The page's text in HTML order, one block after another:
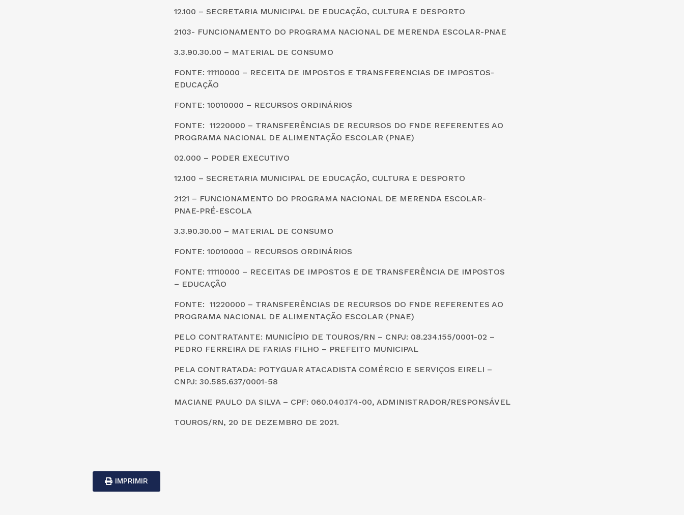
12.100 – SECRETARIA MUNICIPAL DE EDUCAÇÃO, CULTURA E DESPORTO
2103- FUNCIONAMENTO DO PROGRAMA NACIONAL DE MERENDA ESCOLAR-PNAE
3.3.90.30.00 – MATERIAL DE CONSUMO
FONTE: 11110000 – RECEITA DE IMPOSTOS E TRANSFERENCIAS DE IMPOSTOS-
EDUCAÇÃO
FONTE: 10010000 – RECURSOS ORDINÁRIOS
FONTE: 11220000 – TRANSFERÊNCIAS DE RECURSOS DO FNDE REFERENTES AO
PROGRAMA NACIONAL DE ALIMENTAÇÃO ESCOLAR (PNAE)
02.000 – PODER EXECUTIVO
12.100 – SECRETARIA MUNICIPAL DE EDUCAÇÃO, CULTURA E DESPORTO
2121 – FUNCIONAMENTO DO PROGRAMA NACIONAL DE MERENDA ESCOLAR-
PNAE-PRÉ-ESCOLA
3.3.90.30.00 – MATERIAL DE CONSUMO
FONTE: 10010000 – RECURSOS ORDINÁRIOS
FONTE: 11110000 – RECEITAS DE IMPOSTOS E DE TRANSFERÊNCIA DE IMPOSTOS
– EDUCAÇÃO
FONTE: 11220000 – TRANSFERÊNCIAS DE RECURSOS DO FNDE REFERENTES AO
PROGRAMA NACIONAL DE ALIMENTAÇÃO ESCOLAR (PNAE)
PELO CONTRATANTE: MUNICÍPIO DE TOUROS/RN – CNPJ: 08.234.155/0001-02 –
PEDRO FERREIRA DE FARIAS FILHO – PREFEITO MUNICIPAL
PELA CONTRATADA: POTYGUAR ATACADISTA COMÉRCIO E SERVIÇOS EIRELI –
CNPJ: 30.585.637/0001-58
MACIANE PAULO DA SILVA – CPF: 060.040.174-00, ADMINISTRADOR/RESPONSÁVEL
TOUROS/RN, 20 DE DEZEMBRO DE 2021.
IMPRIMIR